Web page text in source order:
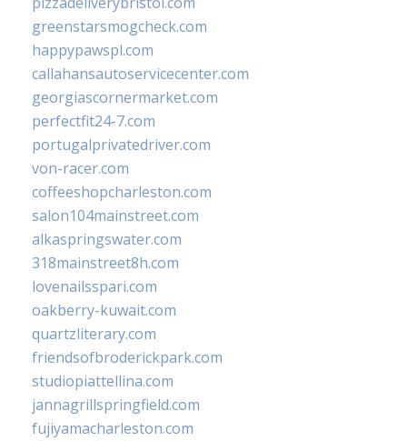
greenstarsmogcheck.com
happypawspl.com
callahansautoservicecenter.com
georgiascornermarket.com
perfectfit24-7.com
portugalprivatedriver.com
von-racer.com
coffeeshopcharleston.com
salon104mainstreet.com
alkaspringswater.com
318mainstreet8h.com
lovenailsspari.com
oakberry-kuwait.com
quartzliterary.com
friendsofbroderickpark.com
studiopiattellina.com
jannagrillspringfield.com
fujiyamacharleston.com